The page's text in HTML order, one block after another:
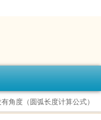
角度（圆弧长度计算公式）